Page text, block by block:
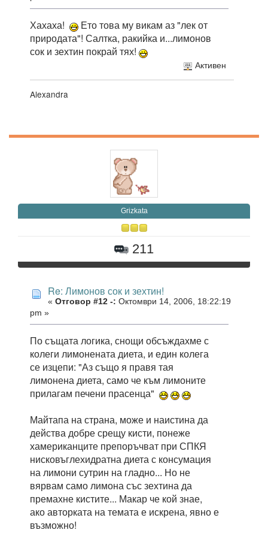
Хахаха!
Ето това му викам аз "лек от
природата"! Салтка, ракийка и...лимонов
сок и зехтин покрай тях!
Активен
Alexandra
Grizkata
211
Re: Лимонов сок и зехтин!
« Отговор #12 -: Октомври 14, 2006, 18:22:19
pm »
По същата логика, снощи обсъждахме с
колеги лимонената диета, и един колега
се изцепи: "Аз също я правя тая
лимонена диета, само че към лимоните
прилагам печени прасенца"
Майтапа на страна, може и наистина да
действа добре срещу кисти, понеже
хамериканците препоръчват при СПКЯ
нисковъглехидратна диета с консумация
на лимони сутрин на гладно... Но не
вярвам само лимона със зехтина да
премахне кистите... Макар че кой знае,
ако авторката на темата е искрена, явно е
възможно!